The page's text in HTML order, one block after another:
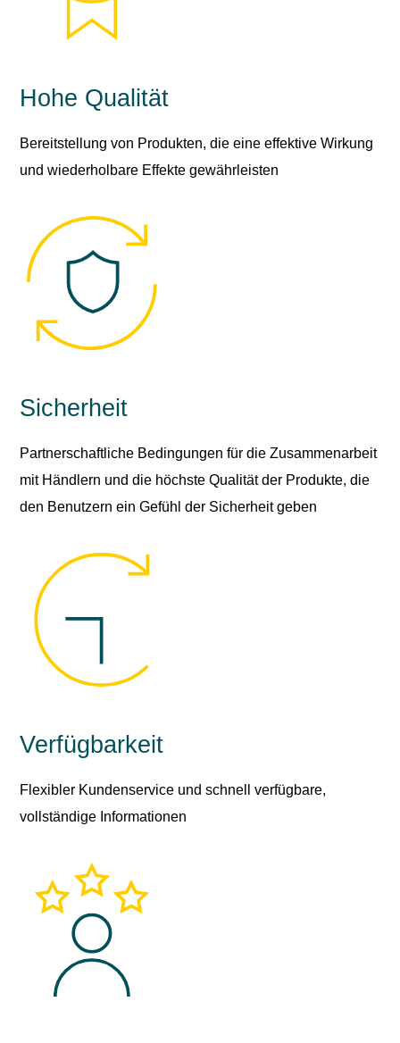
Hohe Qualität
Bereitstellung von Produkten, die eine effektive Wirkung
und wiederholbare Effekte gewährleisten
Sicherheit
Partnerschaftliche Bedingungen für die Zusammenarbeit
mit Händlern und die höchste Qualität der Produkte, die
den Benutzern ein Gefühl der Sicherheit geben
Verfügbarkeit
Flexibler Kundenservice und schnell verfügbare,
vollständige Informationen